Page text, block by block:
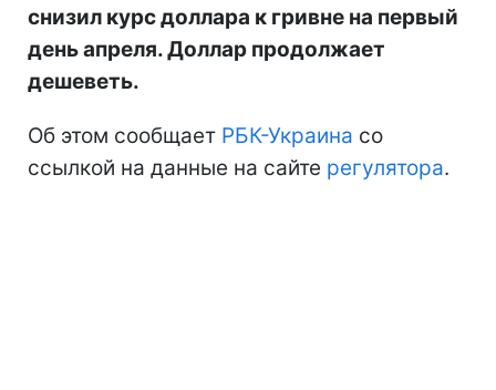
снизил курс доллара к гривне на первый
день апреля. Доллар продолжает
дешеветь.
Об этом сообщает РБК-Украина со
ссылкой на данные на сайте регулятора.